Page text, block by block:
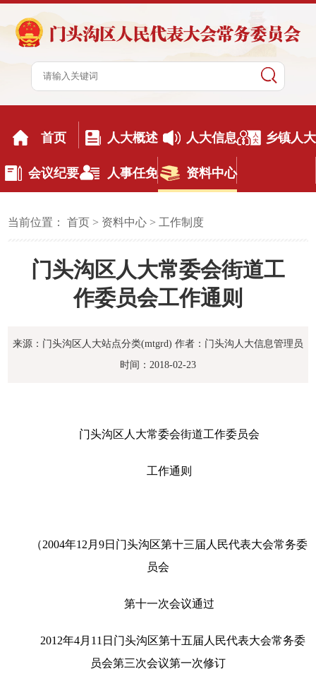
首页 人大概述 人大信息 乡镇人大
会议纪要 人事任免 资料中心
当前位置：首页 > 资料中心 > 工作制度
门头沟区人大常委会街道工
作委员会工作通则
来源：门头沟区人大站点分类(mtgrd) 作者：门头沟人大信息管理员
时间：2018-02-23
门头沟区人大常委会街道工作委员会
工作通则
（2004年12 月 9日门头沟区第十三届人民代表大会常务委
员会
第十一次会议通过
2012年4月 11 日门头沟区第十五届人民代表大会常务委
员会第三次会议第一次修订